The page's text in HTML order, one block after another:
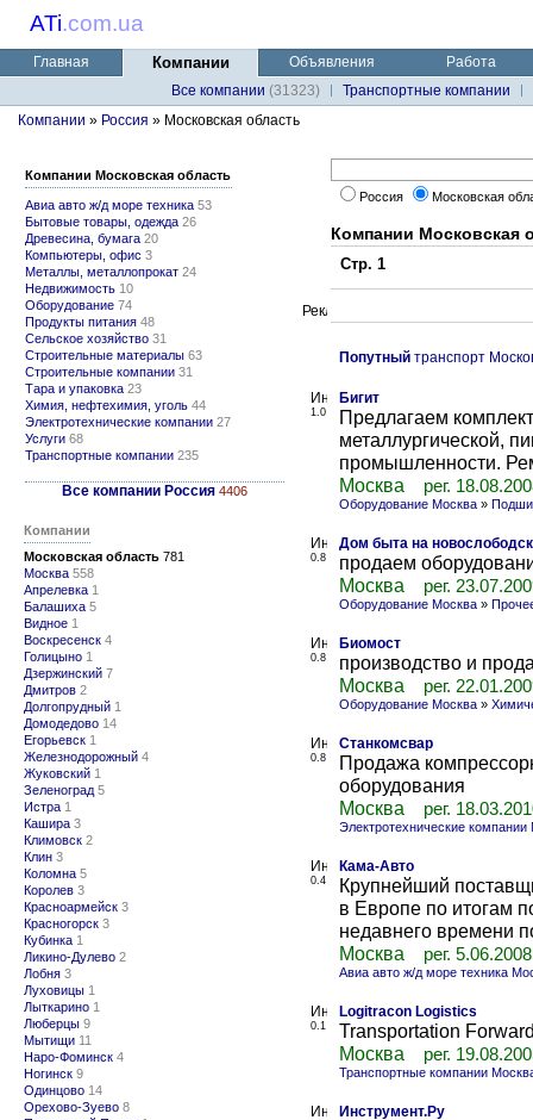
ATi.com.ua
Главная Компании Объявления
Работа
Все компании (31323)
Транспортные компании
Компании » Россия » Московская область
Компании Московская область
Авиа авто ж/д море техника 53
Бытовые товары, одежда 26
Древесина, бумага 20
Компьютеры, офис 3
Металлы, металлопрокат 24
Недвижимость 10
Оборудование 74
Продукты питания 48
Сельское хозяйство 31
Строительные материалы 63
Строительные компании 31
Тара и упаковка 23
Химия, нефтехимия, уголь 44
Электротехнические компании 27
Услуги 68
Транспортные компании 235
Все компании Россия 4406
Компании
Московская область 781
Москва 558
Апрелевка 1
Балашиха 5
Видное 1
Воскресенск 4
Голицыно 1
Дзержинский 7
Дмитров 2
Долгопрудный 1
Домодедово 14
Егорьевск 1
Железнодорожный 4
Жуковский 1
Зеленоград 5
Истра 1
Кашира 3
Климовск 2
Клин 3
Коломна 5
Королев 3
Красноармейск 3
Красногорск 3
Кубинка 1
Ликино-Дулево 2
Лобня 3
Луховицы 1
Лыткарино 1
Люберцы 9
Мытищи 11
Наро-Фоминск 4
Ногинск 9
Одинцово 14
Орехово-Зуево 8
Россия Московская
Компании Московская
Стр. 1
Попутный транспорт
1.0
Бигит
Предлагаем
металлургической,
промышленности.
Москва
рег.
Оборудование Москва »
0.8
Дом быта на
продаем
Москва
рег.
Оборудование Москва »
0.8
Биомост
производство и
Москва
рег.
Оборудование Москва »
0.8
Станкомсвар
Продажа
оборудования
Москва
рег.
Электротехнические компании
0.4
Кама-Авто
Крупнейший
в Европе по итогам
недавнего времени
Москва
рег. 5.06.2008
Авиа авто ж/д море техника
0.1
Logitracon Logistics
Transportation
Москва
рег.
Транспортные компании
Инструмент.Ру